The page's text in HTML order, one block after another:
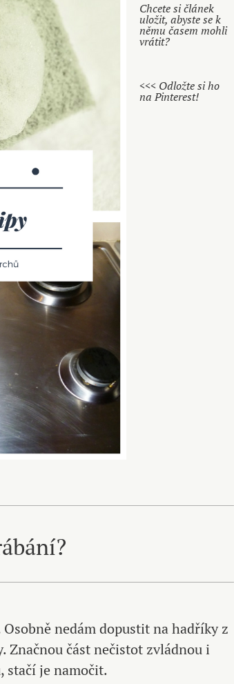
Chcete si článek
uložit, abyste se k
němu časem mohli
vrátit?
<<< Odložte si ho
na Pinterest!
nedám dopustit na hadříky z
Značnou část nečistot zvládnou i
stačí je namočit.